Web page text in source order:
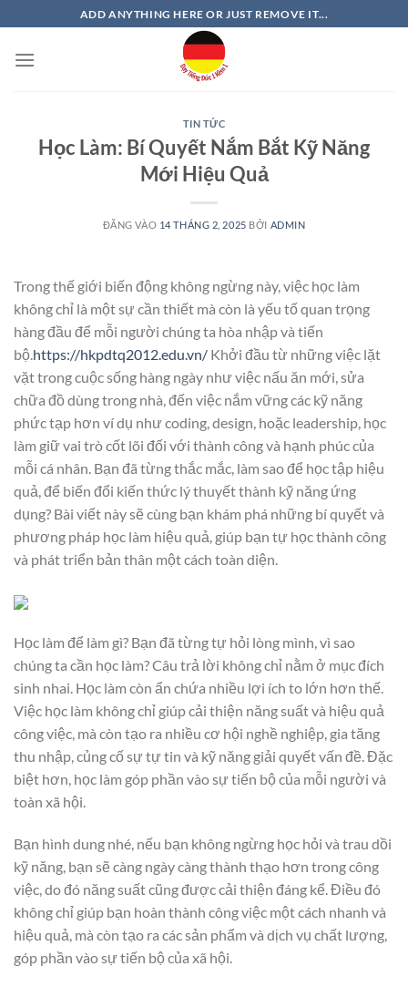
qua
nội
ADD ANYTHING HERE OR JUST REMOVE IT...
TIN TỨC
Học Làm: Bí Quyết Nắm Bắt Kỹ Năng
Mới Hiệu Quả
ĐĂNG VÀO 14 THÁNG 2, 2025 BỞI ADMIN
Trong thế giới biến động không ngừng này, việc học làm
không chỉ là một sự cần thiết mà còn là yếu tố quan trọng
hàng đầu để mỗi người chúng ta hòa nhập và tiến
bộ. https://hkpdtq2012.edu.vn/ Khởi đầu từ những việc lặt
vặt trong cuộc sống hàng ngày như việc nấu ăn mới, sửa
chữa đồ dùng trong nhà, đến việc nắm vững các kỹ năng
phức tạp hơn ví dụ như coding, design, hoặc leadership, học
làm giữ vai trò cốt lõi đối với thành công và hạnh phúc của
mỗi cá nhân. Bạn đã từng thắc mắc, làm sao để học tập hiệu
quả, để biến đổi kiến thức lý thuyết thành kỹ năng ứng
dụng? Bài viết này sẽ cùng bạn khám phá những bí quyết và
phương pháp học làm hiệu quả, giúp bạn tự học thành công
và phát triển bản thân một cách toàn diện.
Học làm để làm gì? Bạn đã từng tự hỏi lòng mình, vì sao
chúng ta cần học làm? Câu trả lời không chỉ nằm ở mục đích
sinh nhai. Học làm còn ẩn chứa nhiều lợi ích to lớn hơn thế.
Việc học làm không chỉ giúp cải thiện năng suất và hiệu quả
công việc, mà còn tạo ra nhiều cơ hội nghề nghiệp, gia tăng
thu nhập, củng cố sự tự tin và kỹ năng giải quyết vấn đề. Đặc
biệt hơn, học làm góp phần vào sự tiến bộ của mỗi người và
toàn xã hội.
Bạn hình dung nhé, nếu bạn không ngừng học hỏi và trau dồi
kỹ năng, bạn sẽ càng ngày càng thành thạo hơn trong công
việc, do đó năng suất cũng được cải thiện đáng kể. Điều đó
không chỉ giúp bạn hoàn thành công việc một cách nhanh và
hiệu quả, mà còn tạo ra các sản phẩm và dịch vụ chất lượng,
góp phần vào sự tiến bộ của xã hội.